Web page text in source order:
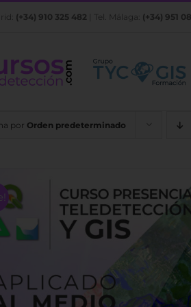
(+34) 910 325 482 | Tel. Málaga: (+34) 951
por Orden predeterminado